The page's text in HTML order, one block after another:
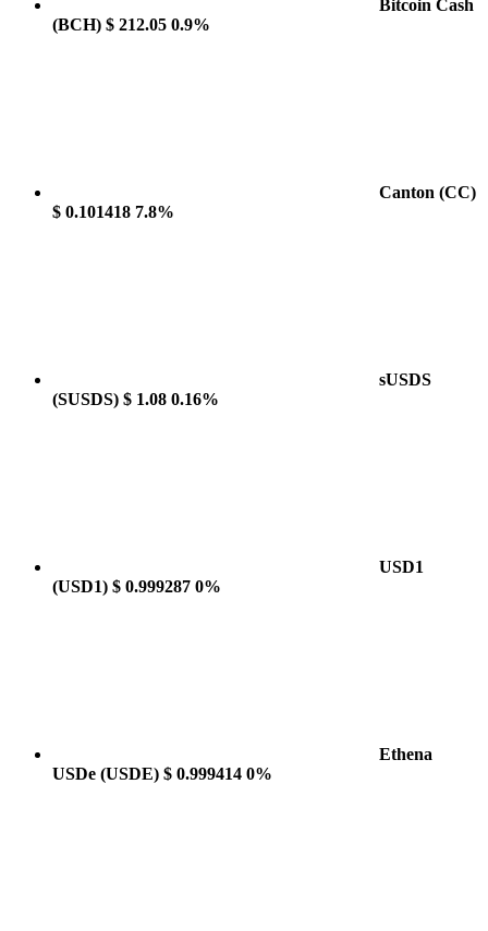
Bitcoin Cash
(BCH) $ 212.05 0.9%
Canton (CC)
$ 0.101418 7.8%
sUSDS
(SUSDS) $ 1.08 0.16%
USD1
(USD1) $ 0.999287 0%
Ethena
USDe (USDE) $ 0.999414 0%